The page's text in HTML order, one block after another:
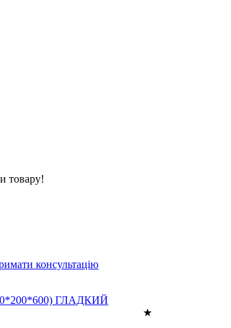
товару!
консультацію